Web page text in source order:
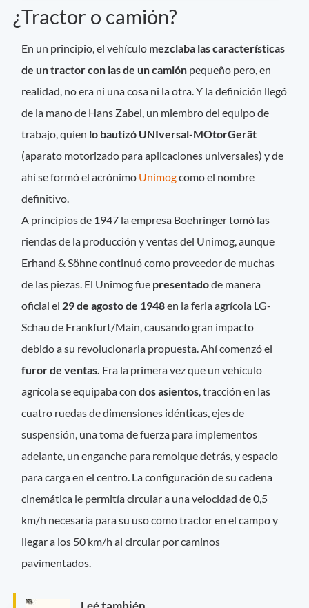
¿Tractor o camión?
En un principio, el vehículo mezclaba las características
de un tractor con las de un camión pequeño pero, en
realidad, no era ni una cosa ni la otra. Y la definición llegó
de la mano de Hans Zabel, un miembro del equipo de
trabajo, quien lo bautizó UNIversal-MOtorGerät
(aparato motorizado para aplicaciones universales) y de
ahí se formó el acrónimo Unimogcomo el nombre
definitivo.
A principios de 1947 la empresa Boehringer tomó las
riendas de la producción y ventas del Unimog, aunque
Erhand & Söhne continuó como proveedor de muchas
de las piezas. El Unimog fue presentadode manera
oficial el 29 de agosto de 1948en la feria agrícola LG-
Schau de Frankfurt/Main, causando gran impacto
debido a su revolucionaria propuesta. Ahí comenzó el
furor de ventas. Era la primera vez que un vehículo
agrícola se equipaba condos asientos , tracción en las
cuatro ruedas de dimensiones idénticas, ejes de
suspensión, una toma de fuerza para implementos
adelante, un enganche para remolque detrás, y espacio
para carga en el centro. La configuración de su cadena
cinemática le permitía circular a una velocidad de 0,5
km/h necesaria para su uso como tractor en el campo y
llegar a los 50 km/h al circular por caminos
pavimentados.